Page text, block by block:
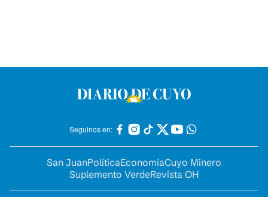
Seguinos en:
San JuanPolíticaEconomíaCuyo Minero
Suplemento VerdeRevista OH